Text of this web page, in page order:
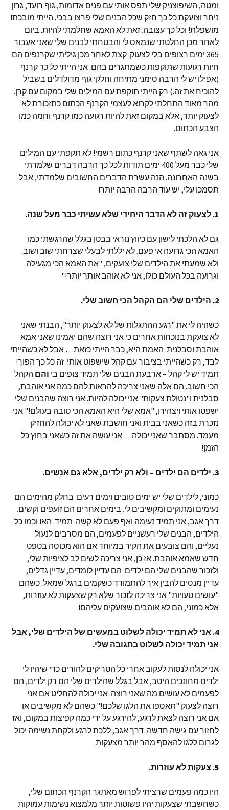
ומטה, השיפוצניק שלי תפס אותי עם פנים אדומות, גוף רועד, גרון
ניחר וצועקת כל כך חזק שכל הבנים שלי פרצו בבכי. הייתי מובכת!
מושפלת! וכל כך עצובה. זאת לא האמא שחלמתי להיות. ביום
לאחר מכן החלטתי שנמאס לי והבטחתי לבנים שלי שאני אעבור
365 ימים רצופים בלי לצעוק. קצת לאחר מכן גיליתי שקרנפים הם
חיות רגועות שתוקפות כשמתגרים בהם. אני הייתי כל כך קרנף
(אפילו יש לי הרבה סימני מתיחה וחלקי גוף מדולדלים בשביל
להוכיח את זה.) רק הייתי תוקפת עם המילים שלי במקום עם קרן.
מהר מאוד התחלתי לקרוא לעצמי הקרנף הכתום כתזכורת לא
לצעוק יותר, אלא במקום זאת להיות רגועה כמו קרנף וחמה כמו
הצבע הכתום.
אני גאה לשתף שאני קרנף כתום רשמי! לא תקפתי עם המילים
שלי כבר מעל 400 ימים תודות לכל כך הרבה דברים שלמדתי
בשנה האחרונה. הנה עשרת הדברים החשובים שלמדתי, אבל
תסמכו עלי, יש עוד הרבה הרבה יותר!
1. לצעוק זה לא הדבר היחידי שלא עשיתי כבר מעל שנה.
גם לא הלכתי לישון עם כיווץ נוראי בבטן בגלל שהרגשתי כמו
האמא הכי גרועה אי פעם. לא יללתי לבעלי שצרחתי שוב ושוב.
ולא שמעתי את הילדים שלי צועקים, "את האמא הכי מגעילה
וגרועה בכל העולם כולו, אני לא אוהב אותך יותר!"
2. הילדים שלי הם הקהל הכי חשוב שלי.
כשהיה לי את "רגע ההתגלות של לא לצעוק יותר", הבנתי שאני
לא צועקת בנוכחות אחרים כי אני רוצה שהם יאמינו שאני אמא
אוהבת וסבלנית. האמת היא, כבר הייתי כזאת… אבל לא כשהייתי
לבד, רק כשהייתי בציבור עם קהל שישפוט אותי. זה כל כך הפוך!
תמיד יש לי קהל – ארבעת הבנים שלי תמיד צופים בי והם הקהל
הכי חשוב. הם אלה שאני צריכה להראות להם כמה אני אוהבת,
סבלנית ו"נטולת צעקות" אני יכולה להיות. אני רוצה שהבנים שלי
ישפטו אותי ויצהירו, "אמא שלי היא האמא הכי טובה בעולם!" אני
נזכרת בזה כשאני בבית ואני חושבת שאני לא יכולה להחזיק
מעמד. מסתבר שאני יכולה… אני עושה את זה כשאני בחוץ כל
הזמן!
3. ילדים הם ילדים – ולא רק ילדים, אלא גם אנשים.
כמוני, לילדים שלי יש ימים טובים וימים רעים. בחלק מהימים הם
נעימים ומתוקים ומקשיבים לי. בימים אחרים הם זועפים וקשים.
דרך אגב, אני תמיד נעימה ואף פעם לא קשה. תמיד. הא! וכמו כל
הילדים, הבנים שלי רעשניים לפעמים, הם מסרבים לנעול
נעליים, והם צובעים את הקיר במיוחד אם הוא מכוסה בטפט
חדש שאמא אוהבת. אז כן, אני צריכה לשים לב לציפיות שלי,
ולזכור שהבנים שלי הם ילדים: הם עדיין לומדים, עדיין גדלים,
עדיין מנסים להבין איך להתמודד כשקמים ברגל שמאל. כשהם
"עושים טעויות" אני צריכה לזכור שלא רק שצעקות לא עוזרות,
אלא כמוני, הם לא אוהבים שצועקים עליהם!
4. אני לא תמיד יכולה לשלוט במעשים של הילדים שלי, אבל
אני תמיד יכולה לשלוט בתגובה שלי.
אני יכולה לנסות לעקוב אחרי כל הטריקים להורים כדי שיהיו לי
ילדים מחונכים היטב, אבל בגלל שהילדים שלי הם רק ילדים, הם
לפעמים לא עושים מה שאני רוצה. אני יכולה להחליט אם אני
רוצה לצעוק "תאספו את הלגו שלכם!" כשהם לא מקשיבים או
אם אני רוצה לצאת לרגע, להירגע על ידי כמה קפיצות במקום, ואז
לחזור עם גישה חדשה. דרך אגב, ללכת לרגע ולקחת נשימה יכול
לגרום ללגו להאסף מהר יותר מצעקות.
5. צעקות לא עוזרות.
היו כמה פעמים שרציתי לפרוש מאתגר הקרנף הכתום שלי,
כשחשבתי שצעקות יהיו פשוטות יותר מלמצוא נשימות עמוקות